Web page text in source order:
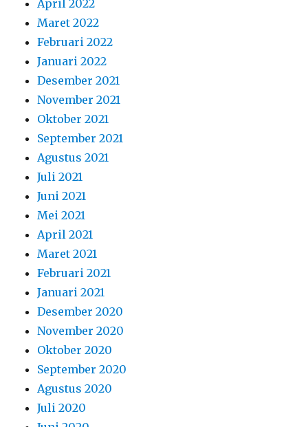
April 2022
Maret 2022
Februari 2022
Januari 2022
Desember 2021
November 2021
Oktober 2021
September 2021
Agustus 2021
Juli 2021
Juni 2021
Mei 2021
April 2021
Maret 2021
Februari 2021
Januari 2021
Desember 2020
November 2020
Oktober 2020
September 2020
Agustus 2020
Juli 2020